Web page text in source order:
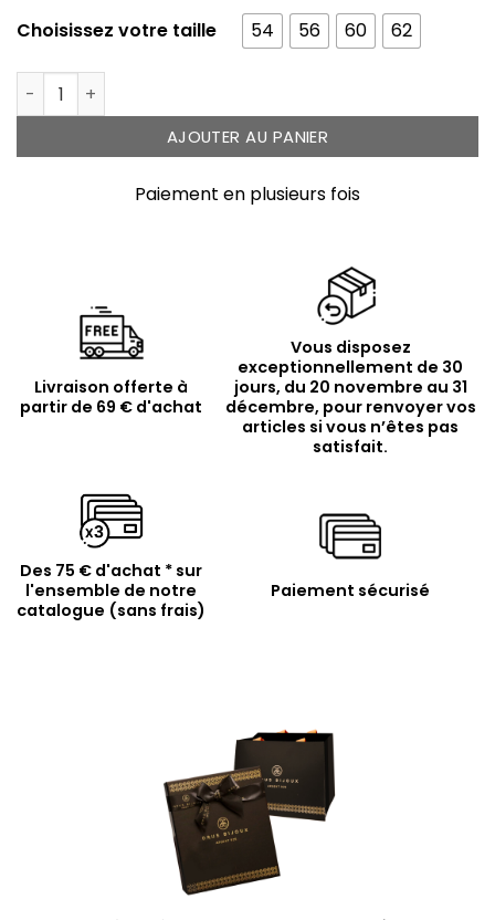
Choisissez votre taille 54 56 60 62
quantité de Bague en argent rhodié et pierre
AJOUTER AU PANIER
Paiement en plusieurs fois
Livraison offerte à
partir de 69 € d'achat
Vous disposez
exceptionnellement de 30
jours, du 20 novembre au 31
décembre, pour renvoyer vos
articles si vous n’êtes pas
satisfait.
Des 75 € d'achat * sur
l'ensemble de notre
catalogue (sans frais)
Paiement sécurisé